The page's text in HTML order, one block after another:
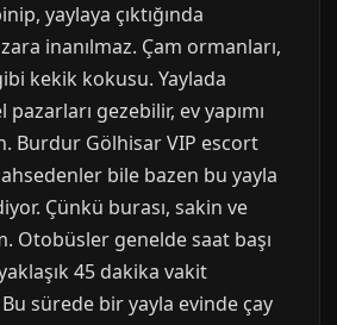
yaylaya çıktığında
inanılmaz. Çam ormanları,
kekik kokusu. Yaylada
gezebilir, ev yapımı
Burdur Gölhisar VIP escort
bile bazen bu yayla
Çünkü burası, sakin ve
Otobüsler genelde saat başı
45 dakika vakit
sürede bir yayla evinde çay